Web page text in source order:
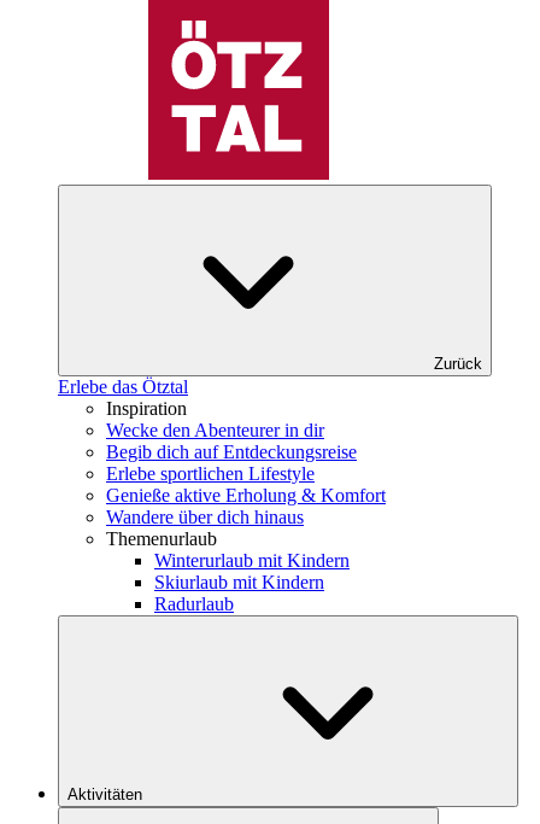
Zurück
Erlebe das Ötztal
Inspiration
Wecke den Abenteurer in dir
Begib dich auf Entdeckungsreise
Erlebe sportlichen Lifestyle
Genieße aktive Erholung & Komfort
Wandere über dich hinaus
Themenurlaub
Winterurlaub mit Kindern
Skiurlaub mit Kindern
Radurlaub
Aktivitäten